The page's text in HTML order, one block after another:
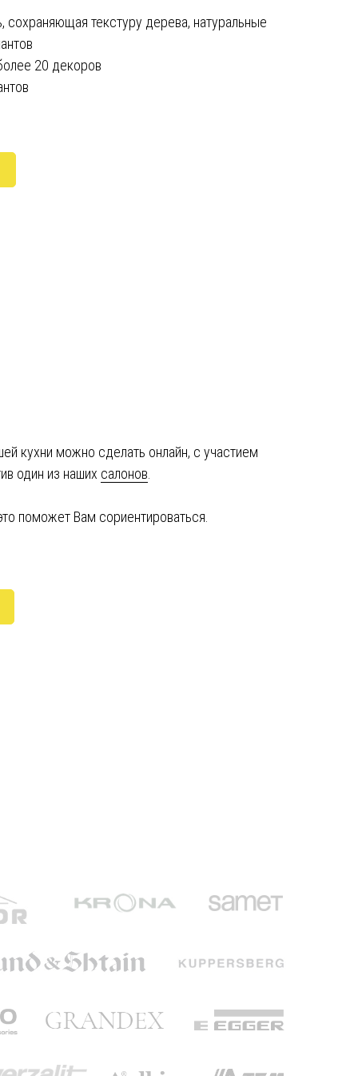
сохраняющая текстуру дерева, натуральные
20 декоров
кухни можно сделать онлайн, с участием
один из наших салонов
поможет Вам сориентироваться.